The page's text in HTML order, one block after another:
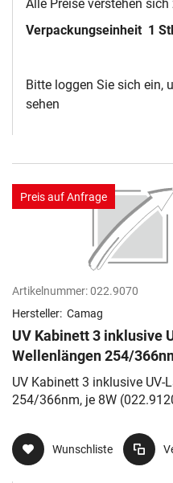
Alle Preise verstehen
Verpackungseinheit 1
Bitte loggen Sie sich ein,
sehen
Preis auf Anfrage
Artikelnummer:022.9070
Hersteller: Camag
UV Kabinett 3 inklusive
Wellenlängen 254/
UV Kabinett 3 inklusive
254/366nm, je 8W
Wunschliste